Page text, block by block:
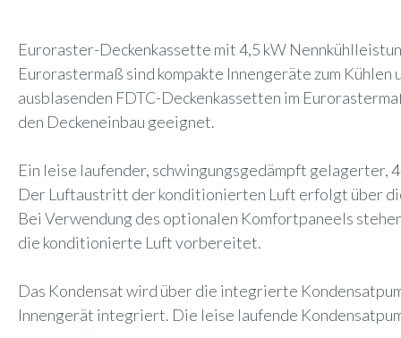
Euroraster-Deckenkassette mit 4,5 kW
Eurorastermaß sind kompakte Innengeräte zum
ausblasenden FDTC-Deckenkassetten im
den Deckeneinbau geeignet.
Ein leise laufender, schwingungsgedämpft
Der Luftaustritt der konditionierten Luft erfolgt über
Bei Verwendung des optionalen Komfortpaneels
die konditionierte Luft vorbereitet.
Das Kondensat wird über die integrierte
Innengerät integriert. Die leise laufende